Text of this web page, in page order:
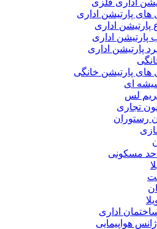
اداری فلزی
های پارتیشن اداری
پارتیشن اداری
پارتیشن اداری
پارتیشن اداری
های پارتیشن خانگی
ای
لس
تجاری
رستوران
مسکونی
اداری
هواپیمایی